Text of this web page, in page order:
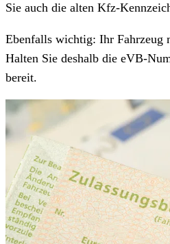
Sie auch die alten Kfz-
Ebenfalls wichtig: Ihr Fahrzeug
Halten Sie deshalb die eVB-
bereit.